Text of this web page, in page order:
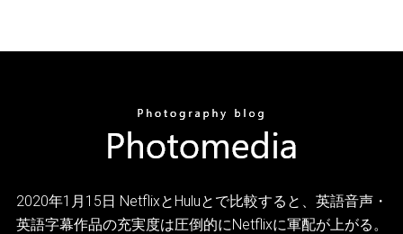
2020年1月15日 NetflixとHuluとで比較すると、英語音声・
英語字幕作品の充実度は圧倒的にNetflixに軍配が上がる。